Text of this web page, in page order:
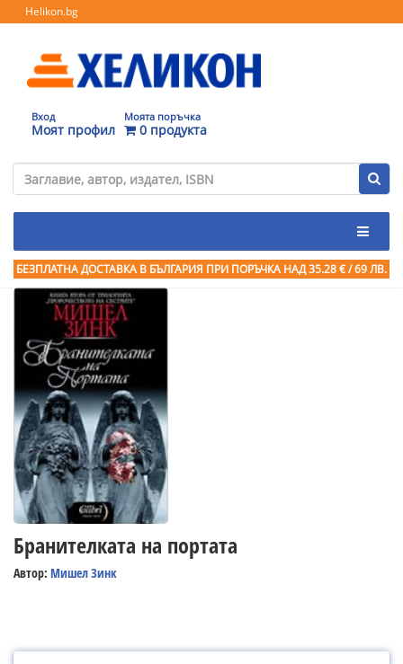
Helikon.bg
Вход
Моят профил
Моята поръчка
0 продукта
БЕЗПЛАТНА ДОСТАВКА В БЪЛГАРИЯ ПРИ ПОРЪЧКА НАД 35.28 € / 69 ЛВ.
Бранителката на портата
Автор: Мишел Зинк